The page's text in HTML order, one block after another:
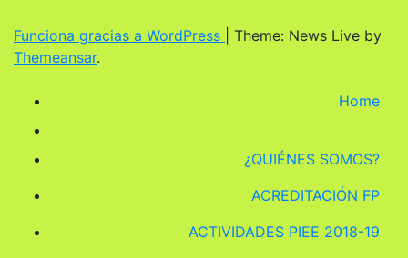
Funciona gracias a WordPress
Theme: News Live by
Themeansar.
Home
¿QUIÉNES SOMOS?
ACREDITACIÓN FP
ACTIVIDADES PIEE 2018-19